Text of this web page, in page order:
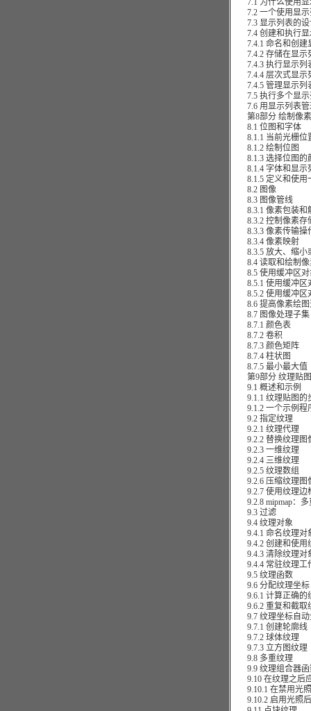
7.1 为什么使用显
7.2 一个使用显示
7.3 显示列表的设
7.4 创建和执行显
7.4.1 命名和创建
7.4.2 存储在显示
7.4.3 执行显示列
7.4.4 层次式显示
7.4.5 管理显示列
7.5 执行多个显示
7.6 用显示列表管
第8部分 绘制像素
8.1 位图和字体
8.1.1 当前光栅位
8.1.2 绘制位图
8.1.3 选择位图的
8.1.4 字体和显示
8.1.5 定义和使用
8.2 图像
8.3 图像管线
8.3.1 像素包装和
8.3.2 控制像素存
8.3.3 像素传输操
8.3.4 像素映射
8.3.5 放大、缩小
8.4 读取和绘制像
8.5 使用缓冲区对
8.5.1 使用缓冲区
8.5.2 使用缓冲区
8.6 提高像素绘图
8.7 图像处理子集
8.7.1 颜色表
8.7.2 卷积
8.7.3 颜色矩阵
8.7.4 柱状图
8.7.5 最小最大值
第9部分 纹理贴图
9.1 概述和示例
9.1.1 纹理贴图的
9.1.2 一个示例程
9.2 指定纹理
9.2.1 纹理代理
9.2.2 替换纹理图
9.2.3 一维纹理
9.2.4 三维纹理
9.2.5 纹理数组
9.2.6 压缩纹理图
9.2.7 使用纹理边
9.2.8 mipmap：多
9.3 过滤
9.4 纹理对象
9.4.1 命名纹理对
9.4.2 创建和使用
9.4.3 清除纹理对
9.4.4 常驻纹理工
9.5 纹理函数
9.6 分配纹理坐标
9.6.1 计算正确的
9.6.2 重复和截取
9.7 纹理坐标自动
9.7.1 创建轮廓线
9.7.2 球体纹理
9.7.3 立方图纹理
9.8 多重纹理
9.9 纹理组合器函
9.10 在纹理之后
9.10.1 在禁用光照
9.10.2 启用光照后